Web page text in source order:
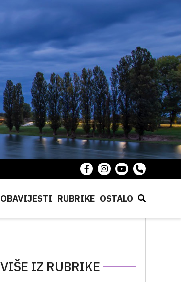
OBAVIJESTI RUBRIKE OSTALO
VIŠE IZ RUBRIKE